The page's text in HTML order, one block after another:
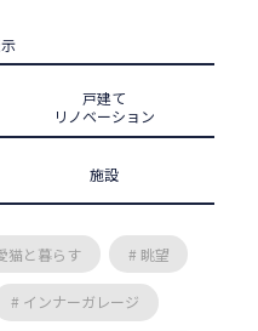
戸建て
リノベーション
施設
猫と暮らす # 眺望
# インナーガレージ